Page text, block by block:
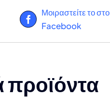
Μοιραστείτε το στο
Facebook
προϊόντα